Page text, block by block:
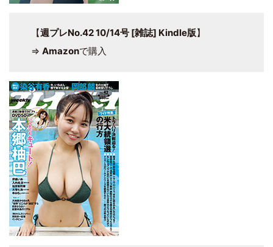
【週プレNo.42 10/14号 [雑誌] Kindle版】
⇒ Amazonで購入